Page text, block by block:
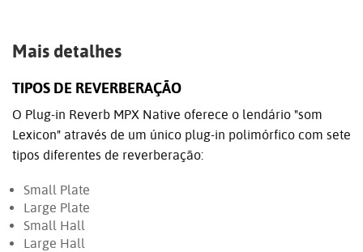
Mais detalhes
TIPOS DE REVERBERAÇÃO
O Plug-in Reverb MPX Native oferece o lendário "som
Lexicon" através de um único plug-in polimórfico com sete
tipos diferentes de reverberação:
Small Plate
Large Plate
Small Hall
Large Hall